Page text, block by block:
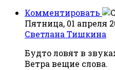
Комментировать
Пятница, 01 апреля
Светлана Тишкина
Будто ловят в
Ветра вещие слова.